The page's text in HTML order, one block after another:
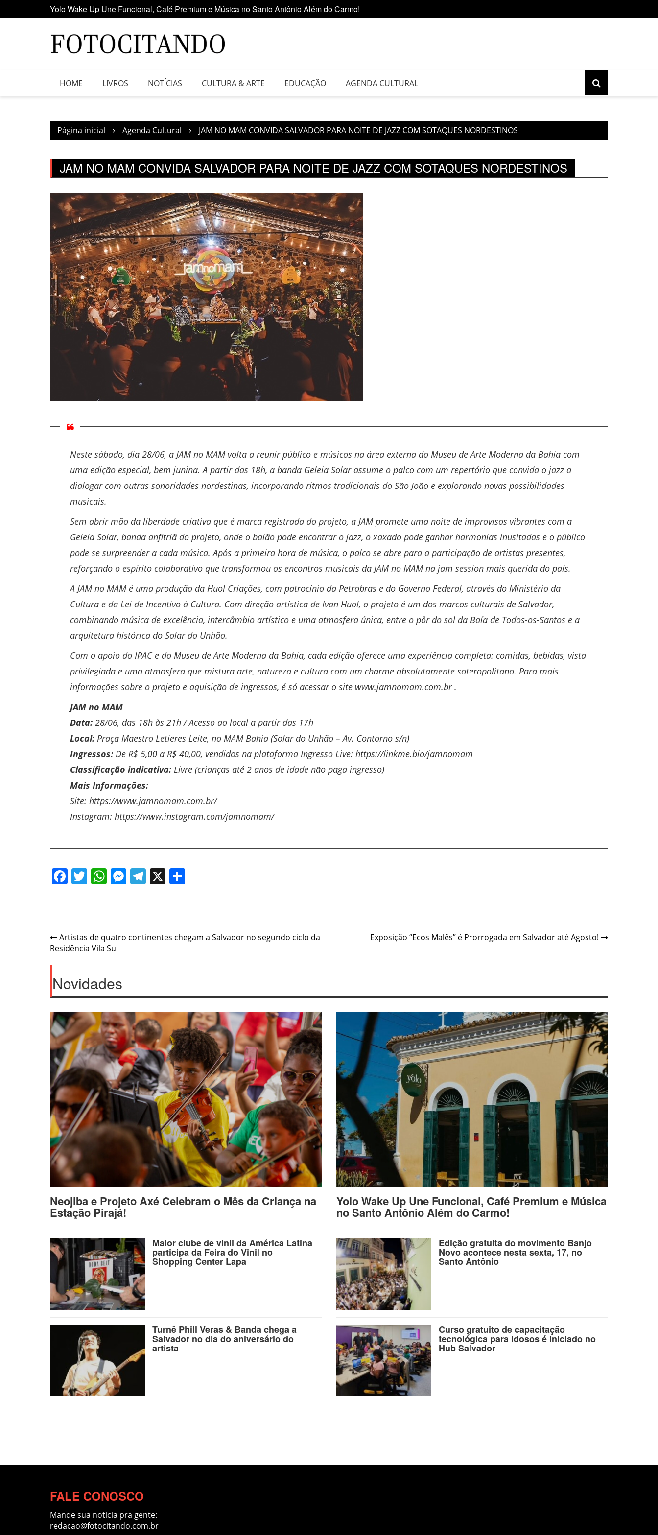
para
Maior clube de vinil da América Latina participa da Feira do Vinil no Shopping Center Lapa
HOME LIVROS NOTÍCIAS CULTURA & ARTE EDUCAÇÃO AGENDA CULTURAL
Página inicial Agenda Cultural JAM NO MAM CONVIDA SALVADOR PARA NOITE DE JAZZ COM SOTAQUES NORDESTINOS
JAM NO MAM CONVIDA SALVADOR PARA NOITE DE JAZZ COM SOTAQUES NORDESTINOS
Neste sábado, dia 28/06, a JAM no MAM volta a reunir público e músicos na área externa do Museu de Arte Moderna da Bahia com
uma edição especial, bem junina. A partir das 18h, a banda Geleia Solar assume o palco com um repertório que convida o jazz a
dialogar com outras sonoridades nordestinas, incorporando ritmos tradicionais do São João e explorando novas possibilidades
musicais.
Sem abrir mão da liberdade criativa que é marca registrada do projeto, a JAM promete uma noite de improvisos vibrantes com a
Geleia Solar, banda anfitriã do projeto, onde o baião pode encontrar o jazz, o xaxado pode ganhar harmonias inusitadas e o público
pode se surpreender a cada música. Após a primeira hora de música, o palco se abre para a participação de artistas presentes,
reforçando o espírito colaborativo que transformou os encontros musicais da JAM no MAM na jam session mais querida do país.
A JAM no MAM é uma produção da Huol Criações, com patrocínio da Petrobras e do Governo Federal, através do Ministério da
Cultura e da Lei de Incentivo à Cultura. Com direção artística de Ivan Huol, o projeto é um dos marcos culturais de Salvador,
combinando música de excelência, intercâmbio artístico e uma atmosfera única, entre o pôr do sol da Baía de Todos-os-Santos e a
arquitetura histórica do Solar do Unhão.
Com o apoio do IPAC e do Museu de Arte Moderna da Bahia, cada edição oferece uma experiência completa: comidas, bebidas, vista
privilegiada e uma atmosfera que mistura arte, natureza e cultura com um charme absolutamente soteropolitano. Para mais
informações sobre o projeto e aquisição de ingressos, é só acessar o site www.jamnomam.com.br.
JAM no MAM
Data: 28/06, das 18h às 21h / Acesso ao local a partir das 17h
Local: Praça Maestro Letieres Leite, no MAM Bahia (Solar do Unhão – Av. Contorno s/n)
Ingressos: De R$ 5,00 a R$ 40,00, vendidos na plataforma Ingresso Live: https://linkme.bio/jamnomam
Classificação indicativa: Livre (crianças até 2 anos de idade não paga ingresso)
Mais Informações:
Site: https://www.jamnomam.com.br/
Instagram: https://www.instagram.com/jamnomam/
Facebook
Twitter
WhatsApp
Messenger
Telegram
X
Navegação
de
Post
Artistas de quatro continentes chegam a Salvador no segundo ciclo da
Residência Vila Sul
Exposição “Ecos Malês” é Prorrogada em Salvador até Agosto!
Novidades
Neojiba e Projeto Axé Celebram o Mês da Criança na
Estação Pirajá!
Yolo Wake Up Une Funcional, Café Premium e Música
no Santo Antônio Além do Carmo!
Maior clube de vinil da América Latina
participa da Feira do Vinil no
Shopping Center Lapa
Edição gratuita do movimento Banjo
Novo acontece nesta sexta, 17, no
Santo Antônio
Turnê Phill Veras & Banda chega a
Salvador no dia do aniversário do
artista
Curso gratuito de capacitação
tecnológica para idosos é iniciado no
Hub Salvador
FALE CONOSCO
Mande sua notícia pra gente:
redacao@fotocitando.com.br